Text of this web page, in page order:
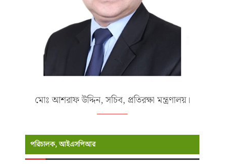
মোঃ আশরাফ উদ্দিন, সচিব, প্রতিরক্ষা মন্ত্রণালয়।
পরিচালক, আইএসপিআর